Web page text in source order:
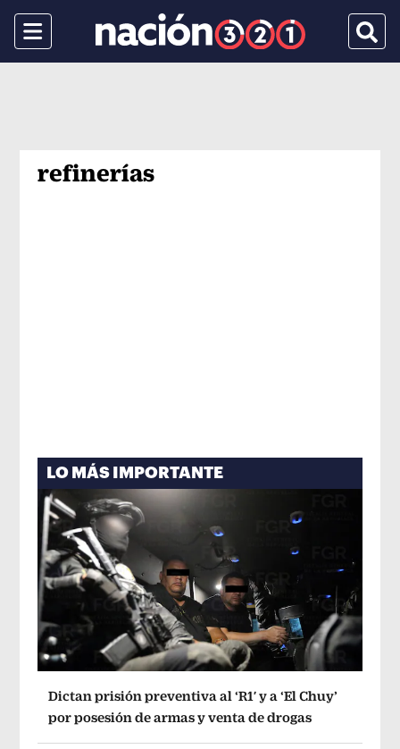
Menu
refinerías
LO MÁS IMPORTANTE
Dictan prisión preventiva al ‘R1′ y a ‘El Chuy’
por posesión de armas y venta de drogas